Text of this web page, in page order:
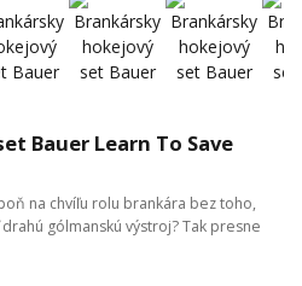
Bauer Learn To Save
na chvíľu rolu brankára bez toho,
gólmanskú výstroj? Tak presne